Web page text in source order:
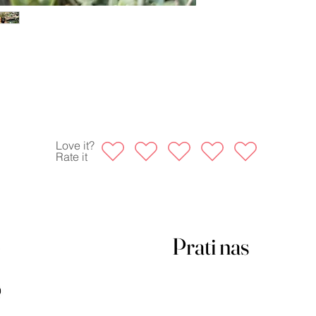
Love it?
Rate it
Prati nas